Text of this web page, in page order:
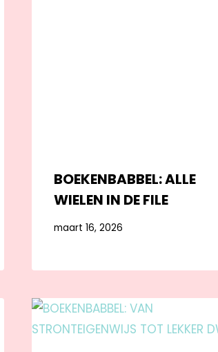
BOEKENBABBEL: ALLE
WIELEN IN DE FILE
maart 16, 2026